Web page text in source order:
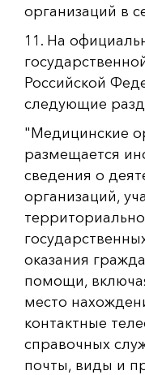
организаций в
11. На
Российской
следующие
"Медицинские
размещается
сведения о
организаций,
оказания
помощи,
место
контактные
справочных
почты, виды и